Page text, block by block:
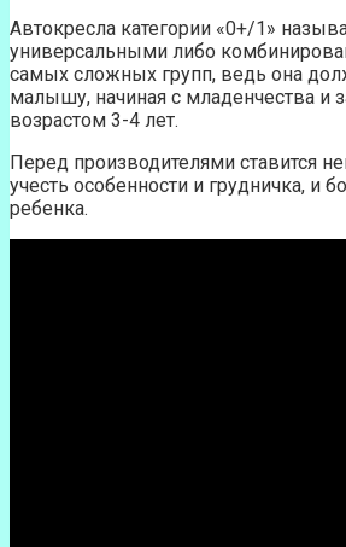
Автокресла категории «0+/1»
универсальными либо
самых сложных групп, ведь она
малышу, начиная с младенчества и
возрастом 3-4 лет.
Перед производителями ставится
учесть особенности и грудничка, и
ребенка.